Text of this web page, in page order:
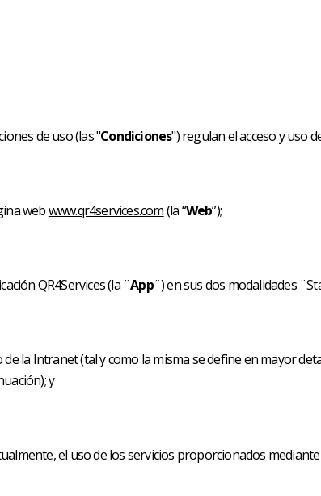
de uso (las "Condiciones") regulan el acceso y uso
webwww.qr4services.com(la “Web”);
QR4Services (la ¨App¨) en sus dos modalidades
de la Intranet (tal y como la misma se define en mayor
y
el uso de los servicios proporcionados mediante